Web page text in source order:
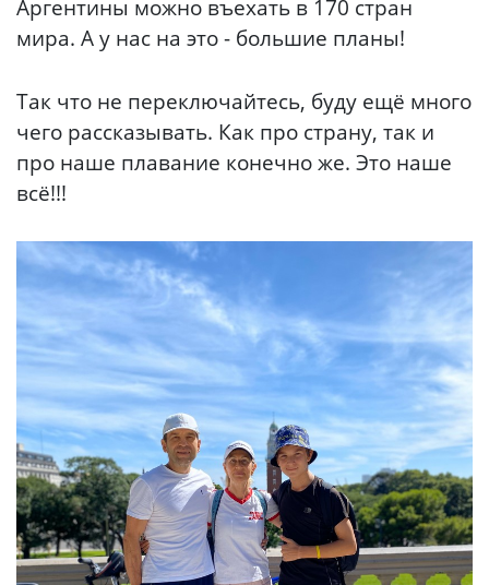
Аргентины можно въехать в 170 стран
мира. А у нас на это - большие планы!
Так что не переключайтесь, буду ещё много
чего рассказывать. Как про страну, так и
про наше плавание конечно же. Это наше
всё!!!